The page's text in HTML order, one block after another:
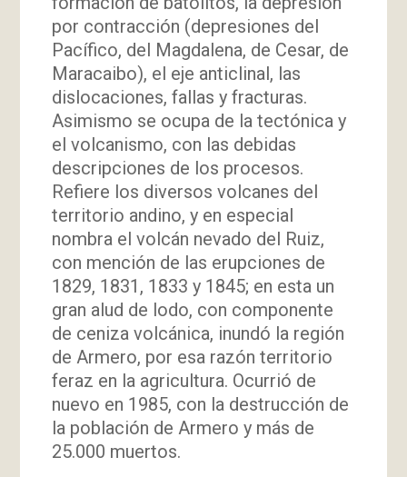
por contracción (depresiones del
Pacífico, del Magdalena, de Cesar, de
Maracaibo), el eje anticlinal, las
dislocaciones, fallas y fracturas.
Asimismo se ocupa de la tectónica y
el volcanismo, con las debidas
descripciones de los procesos.
Refiere los diversos volcanes del
territorio andino, y en especial
nombra el volcán nevado del Ruiz,
con mención de las erupciones de
1829, 1831, 1833 y 1845; en esta un
gran alud de lodo, con componente
de ceniza volcánica, inundó la región
de Armero, por esa razón territorio
feraz en la agricultura. Ocurrió de
nuevo en 1985, con la destrucción de
la población de Armero y más de
25.000 muertos.